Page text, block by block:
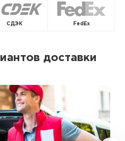
СДЭК FedEx
доставки